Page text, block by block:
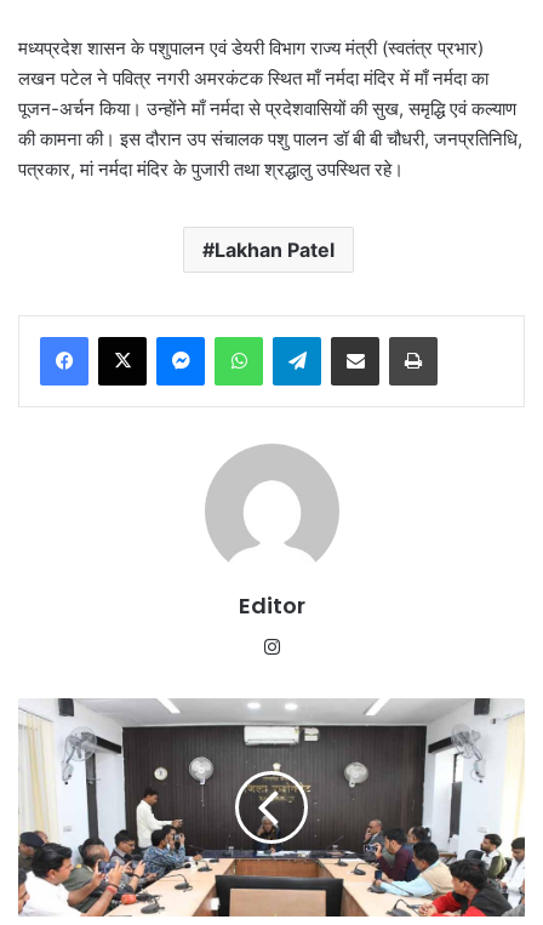
मध्यप्रदेश शासन के पशुपालन एवं डेयरी विभाग राज्य मंत्री (स्वतंत्र प्रभार)
लखन पटेल ने पवित्र नगरी अमरकंटक स्थित माँ नर्मदा मंदिर में माँ नर्मदा का
पूजन-अर्चन किया। उन्होंने माँ नर्मदा से प्रदेशवासियों की सुख, समृद्धि एवं कल्याण
की कामना की। इस दौरान उप संचालक पशु पालन डॉ बी बी चौधरी, जनप्रतिनिधि,
पत्रकार, मां नर्मदा मंदिर के पुजारी तथा श्रद्धालु उपस्थित रहे।
Lakhan Patel
MessengerWhatsAppTelegramShare via Email Print
Editor
केंद्रीय
बजट
2026
गरीब,
युवा,
अन्नदाता,
नारी
और